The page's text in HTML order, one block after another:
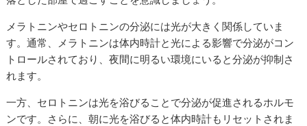
メラトニンやセロトニンの分泌には光が大きく関係していま
す。通常、メラトニンは体内時計と光による影響で分泌がコン
トロールされており、夜間に明るい環境にいると分泌が抑制さ
れます。
一方、セロトニンは光を浴びることで分泌が促進されるホルモ
ンです。さらに、朝に光を浴びると体内時計もリセットされま